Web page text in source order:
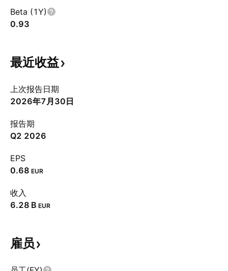
Beta (1Y)
0.93
最近收益
上次报告日期
2026年7月30日
报告期
Q2 2026
EPS
0.68 EUR
收入
‪6.28 B‬ EUR
雇员